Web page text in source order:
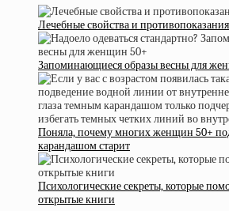
Лечебные свойства и
Запоминающиеся образы весны для
Поняла, почему многих женщин 50+
карандашом старит
Психологические секреты, которые
открытые книги